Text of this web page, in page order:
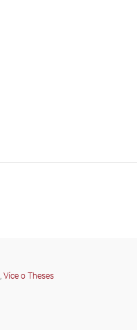
, Více o Theses